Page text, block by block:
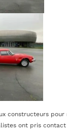
constructeurs
ont pris